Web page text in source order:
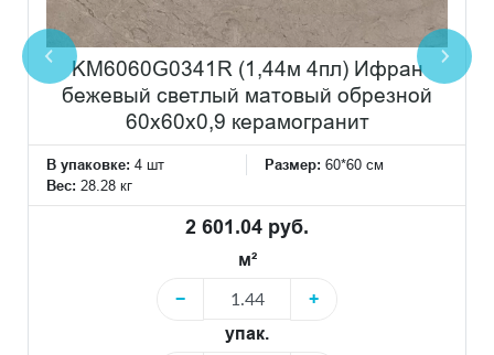
KM6060G0341R (1,44м 4пл) Ифран
бежевый светлый матовый обрезной
60x60x0,9 керамогранит
В упаковке: 4 шт Размер: 60*60 см
Вес: 28.28 кг
2 601.04 руб.
м²
−
+
упак.